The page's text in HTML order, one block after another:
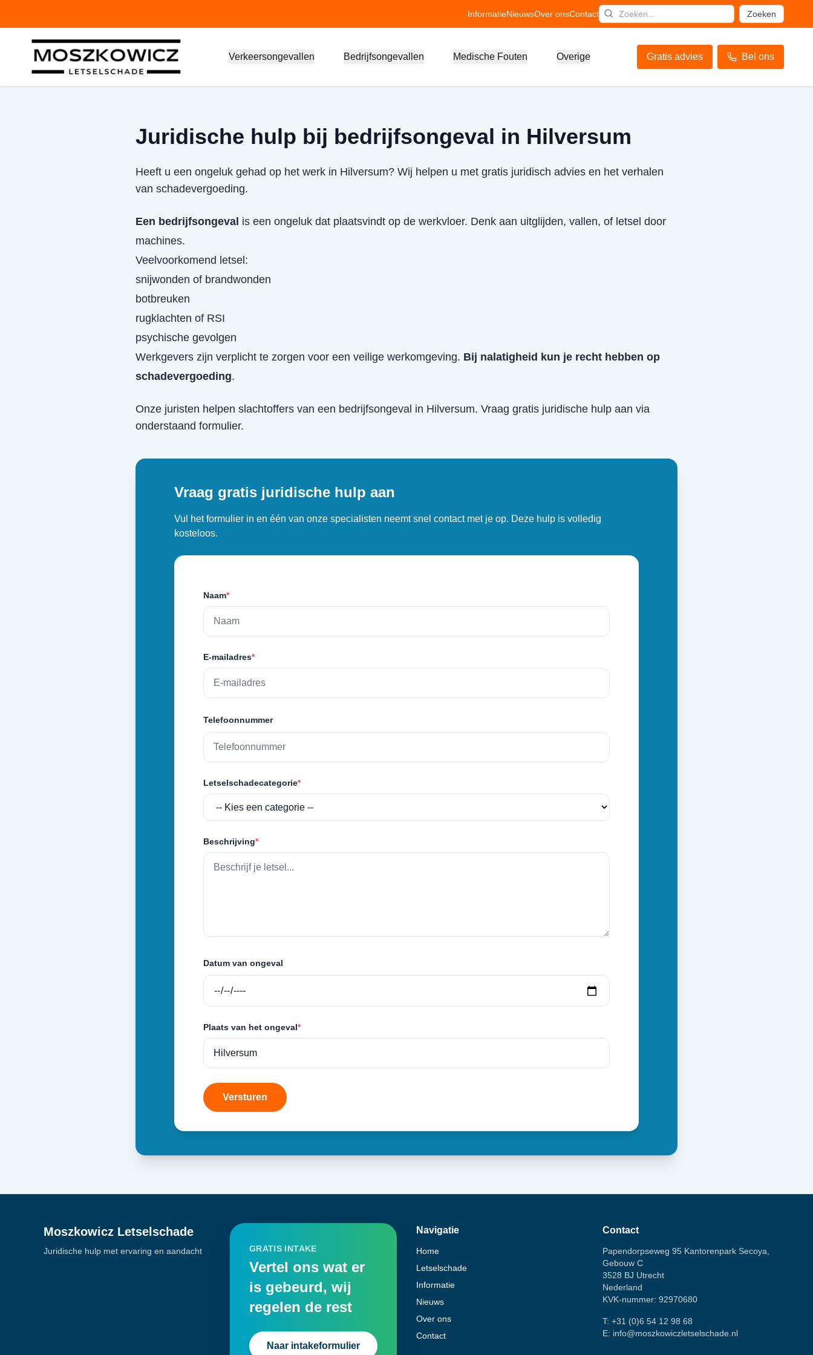
InformatieNieuwsOver onsContact Zoeken
Verkeersongevallen Bedrijfsongevallen Medische Fouten Overige Gratis advies Bel ons
Juridische hulp bij bedrijfsongeval in Hilversum
Heeft u een ongeluk gehad op het werk in Hilversum? Wij helpen u met gratis juridisch advies en het verhalen
van schadevergoeding.
Een bedrijfsongeval is een ongeluk dat plaatsvindt op de werkvloer. Denk aan uitglijden, vallen, of letsel door
machines.
Veelvoorkomend letsel:
snijwonden of brandwonden
botbreuken
rugklachten of RSI
psychische gevolgen
Werkgevers zijn verplicht te zorgen voor een veilige werkomgeving. Bij nalatigheid kun je recht hebben op
schadevergoeding.
Onze juristen helpen slachtoffers van een bedrijfsongeval in Hilversum. Vraag gratis juridische hulp aan via
onderstaand formulier.
Vraag gratis juridische hulp aan
Vul het formulier in en één van onze specialisten neemt snel contact met je op. Deze hulp is volledig
kosteloos.
Naam*
E-mailadres*
Telefoonnummer
Letselschadecategorie*
Beschrijving*
Datum van ongeval
Plaats van het ongeval*
Versturen
Moszkowicz Letselschade
Juridische hulp met ervaring en aandacht GRATIS INTAKE
Vertel ons wat er
is gebeurd, wij
regelen de rest
Naar intakeformulier
Navigatie
Home
Letselschade
Informatie
Nieuws
Over ons
Contact
Contact
Papendorpseweg 95 Kantorenpark Secoya,
Gebouw C
3528 BJ Utrecht
Nederland
KVK-nummer: 92970680
T: +31 (0)6 54 12 98 68
E: info@moszkowiczletselschade.nl